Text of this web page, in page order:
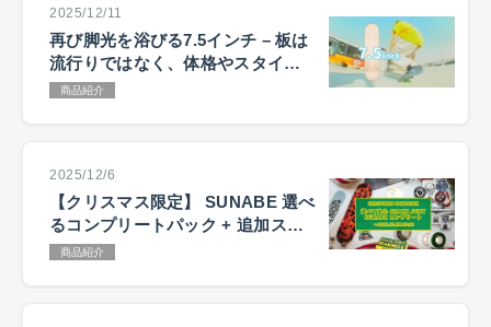
2025/12/11
再び脚光を浴びる7.5インチ – 板は
流行りではなく、体格やスタイル
で選ぶ
商品紹介
2025/12/6
【クリスマス限定】 SUNABE 選べ
るコンプリートパック + 追加ステ
ッカーキャンペーン
商品紹介